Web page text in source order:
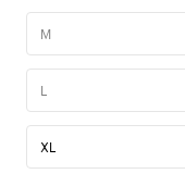
M
L
XL